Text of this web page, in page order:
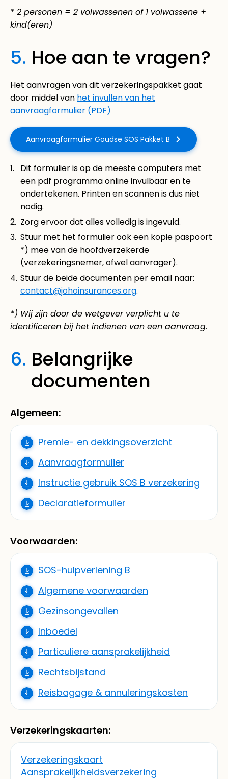
* 2 personen = 2 volwassenen of 1 volwassene +
kind(eren)
5. Hoe aan te vragen?
Het aanvragen van dit verzekeringspakket gaat
door middel van het invullen van het
aanvraagformulier (PDF)
Aanvraagformulier Goudse SOS Pakket B
Dit formulier is op de meeste computers met
een pdf programma online invulbaar en te
ondertekenen. Printen en scannen is dus niet
nodig.
Zorg ervoor dat alles volledig is ingevuld.
Stuur met het formulier ook een kopie paspoort
*) mee van de hoofdverzekerde
(verzekeringsnemer, ofwel aanvrager).
Stuur de beide documenten per email naar:
contact@johoinsurances.org.
*) Wij zijn door de wetgever verplicht u te
identificeren bij het indienen van een aanvraag.
6. Belangrijke
documenten
Algemeen:
Premie- en dekkingsoverzicht
Aanvraagformulier
Instructie gebruik SOS B verzekering
Declaratieformulier
Voorwaarden:
SOS-hulpverlening B
Algemene voorwaarden
Gezinsongevallen
Inboedel
Particuliere aansprakelijkheid
Rechtsbijstand
Reisbagage & annuleringskosten
Verzekeringskaarten:
Verzekeringskaart
Aansprakelijkheidsverzekering